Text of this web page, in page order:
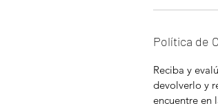
Política de
Reciba y
devolverlo y
encuentre en